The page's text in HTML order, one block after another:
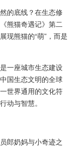
的底线？在生态修
熊猫奇遇记》第二
现熊猫的“萌”，而是
一座城市生态建设
国生态文明的全球
世界通用的文化符
动与智慧。
郎奶妈与小奇迹之